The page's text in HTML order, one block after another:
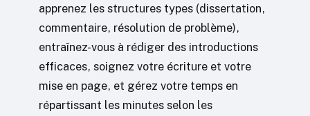
apprenez les structures types (dissertation,
commentaire, résolution de problème),
entraînez-vous à rédiger des introductions
efficaces, soignez votre écriture et votre
mise en page, et gérez votre temps en
répartissant les minutes selon les